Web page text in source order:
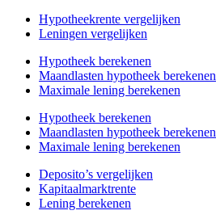
Hypotheekrente vergelijken
Leningen vergelijken
Hypotheek berekenen
Maandlasten hypotheek berekenen
Maximale lening berekenen
Hypotheek berekenen
Maandlasten hypotheek berekenen
Maximale lening berekenen
Deposito’s vergelijken
Kapitaalmarktrente
Lening berekenen